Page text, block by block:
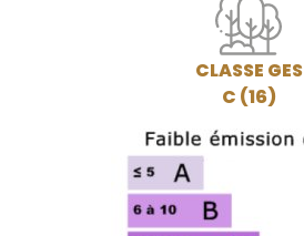
CLASSE GES
C (16)